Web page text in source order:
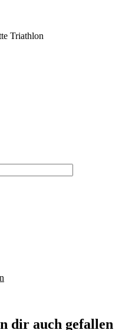
Triathlon
dir auch gefallen